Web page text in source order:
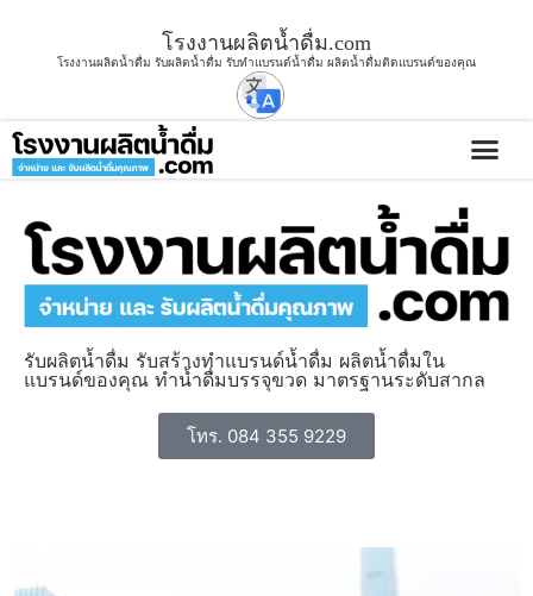
โรงงานผลิตน้ำดื่ม.com
โรงงานผลิตน้ำดื่ม รับผลิตน้ำดื่ม รับทำแบรนด์น้ำดื่ม ผลิตน้ำดื่มติดแบรนด์ของคุณ
รับผลิตน้ำดื่ม รับสร้างทำแบรนด์น้ำดื่ม ผลิตน้ำดื่มใน
แบรนด์ของคุณ ทำน้ำดื่มบรรจุขวด มาตรฐานระดับสากล
โทร. 084 355 9229